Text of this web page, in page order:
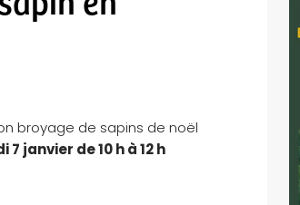
broyage de sapins de noël
7 janvier de 10 h à 12 h